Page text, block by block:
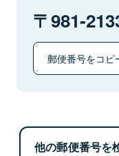
981-
郵便番号をコピ
他の郵便番号を